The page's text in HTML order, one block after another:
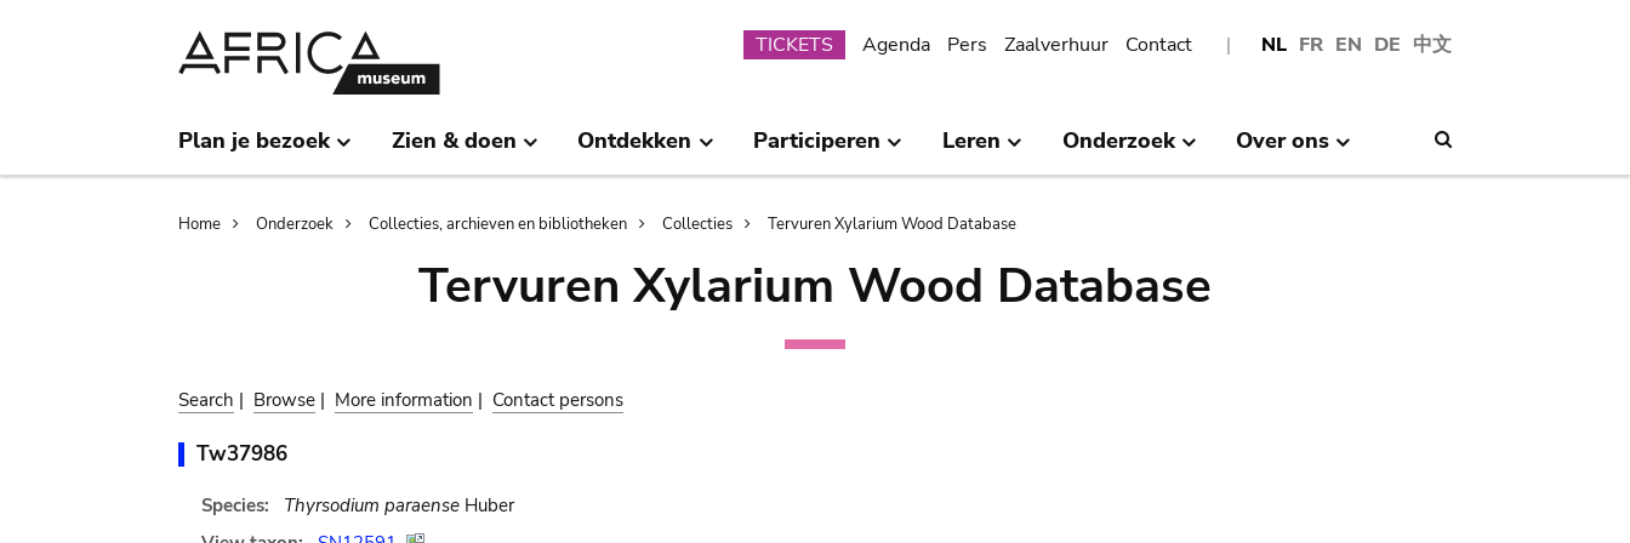
NL FR EN DE 中文
Submenu
TICKETS Agenda Pers Zaalverhuur Contact
Plan je bezoek Zien & doen Ontdekken Participeren Leren Onderzoek Over ons
Breadcrumb
Home Onderzoek Collecties, archieven en bibliotheken Collecties Tervuren Xylarium Wood Database
Tervuren Xylarium Wood Database
Search | Browse | More information | Contact persons
Tw37986
Species: Thyrsodium paraenseHuber